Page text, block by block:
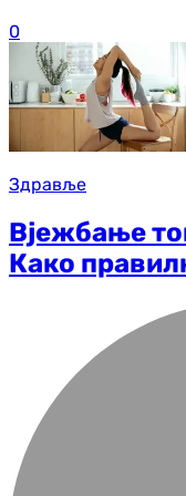
0
Здравље
Вјежбање
Како